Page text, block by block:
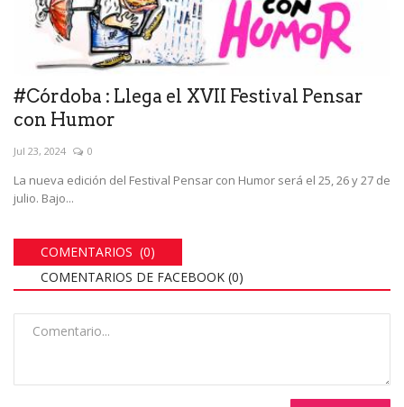
#Córdoba : Llega el XVII Festival Pensar
con Humor
Jul 23, 2024 0
La nueva edición del Festival Pensar con Humor será el 25, 26 y 27 de
julio. Bajo...
COMENTARIOS (0)
COMENTARIOS DE FACEBOOK (0)